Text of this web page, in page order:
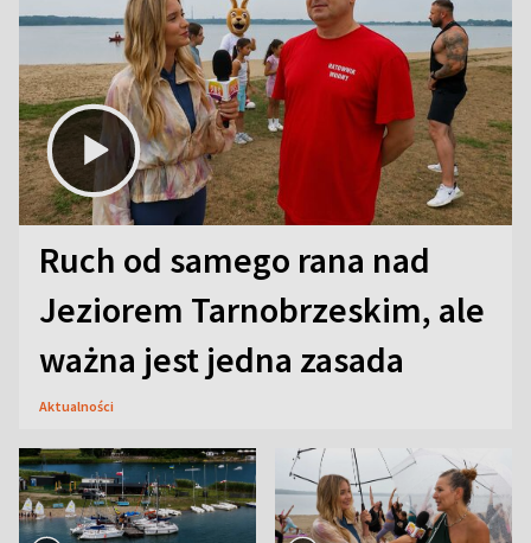
Ruch od samego rana nad
Jeziorem Tarnobrzeskim, ale
ważna jest jedna zasada
Aktualności